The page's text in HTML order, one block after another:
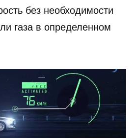
без необходимости
газа в определенном